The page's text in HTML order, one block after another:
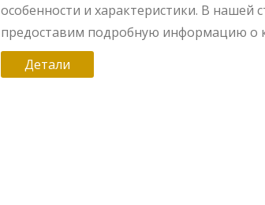
особенности и характеристики. В нашей
предоставим подробную информацию о
марке, расскажем об их ключевых
советы по замене и выбору тормозных
Детали